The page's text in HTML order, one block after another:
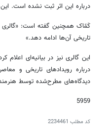
درباره این اثر ثبت نشده است. این اثر که در سال ۲۰۲۳ سفارش داده شده، تا
کَمّاک همچنین گفته است: «گالری
تاریخی آن‌ها ادامه دهد.»
این گالری نیز در بیانیه‌ای
درباره رویدادهای تاریخی و
دیدگاه‌های مطرح‌شده توسط
5959
کد مطلب 2234461